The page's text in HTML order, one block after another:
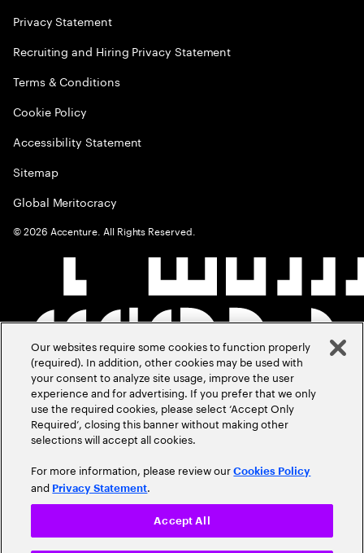
Privacy Statement
Recruiting and Hiring Privacy Statement
Terms & Conditions
Cookie Policy
Accessibility Statement
Sitemap
Global Meritocracy
©2026 Accenture. All Rights Reserved.
Our websites require some cookies to function properly
(required). In addition, other cookies may be used with
your consent to analyze site usage, improve the user
experience and for advertising. If you prefer that we only
use the required cookies, please select ‘Accept Only
Required’, closing this banner without making other
selections will accept all cookies.
For more information, please review ourCookies Policy
and Privacy Statement.
Accept All